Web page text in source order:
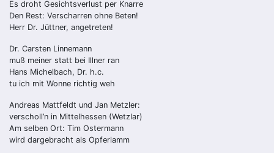
Es droht Gesichtsverlust per Knarre
Den Rest: Verscharren ohne Beten!
Herr Dr. Jüttner, angetreten!
Dr. Carsten Linnemann
muß meiner statt bei Illner ran
Hans Michelbach, Dr. h.c.
tu ich mit Wonne richtig weh
Andreas Mattfeldt und Jan Metzler:
verscholl’n in Mittelhessen (Wetzlar)
Am selben Ort: Tim Ostermann
wird dargebracht als Opferlamm